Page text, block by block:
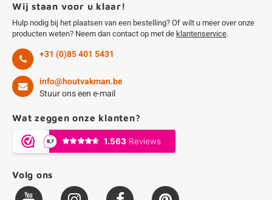
Wij staan voor u klaar!
Hulp nodig bij het plaatsen van een bestelling? Of wilt u meer over onze
producten weten? Neem dan contact op met de klantenservice.
+31 (0)85 401 5431
info@houtvakman.be
Stuur ons een e-mail
Wat zeggen onze klanten?
Volg ons